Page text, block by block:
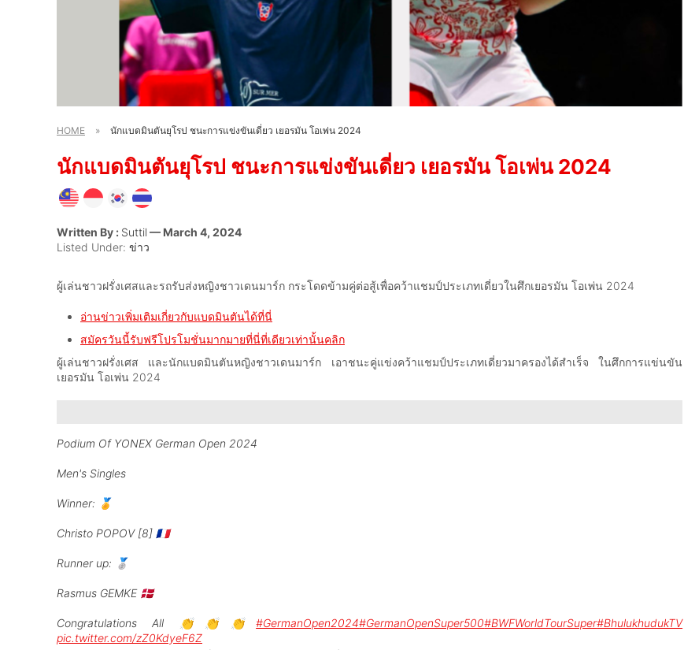
HOME » นักแบดมินตันยุโรป ชนะการแข่งขันเดี่ยว เยอรมัน โอเพ่น 2024
นักแบดมินตันยุโรป ชนะการแข่งขันเดี่ยว เยอรมัน โอเพ่น 2024
Written By : Suttil — March 4, 2024
Listed Under: ข่าว
ผู้เล่นชาวฝรั่งเศสและรถรับส่งหญิงชาวเดนมาร์ก กระโดดข้ามคู่ต่อสู้เพื่อคว้าแชมป์ประเภทเดี่ยวในศึกเยอรมัน โอเพ่น 2024
อ่านข่าวเพิ่มเติมเกี่ยวกับแบดมินตันได้ที่นี่
สมัครวันนี้รับฟรีโปรโมชั่นมากมายที่นี่ที่เดียวเท่านั้นคลิก
ผู้เล่นชาวฝรั่งเศส และนักแบดมินตันหญิงชาวเดนมาร์ก เอาชนะคู่แข่งคว้าแชมป์ประเภทเดี่ยวมาครองได้สำเร็จ ในศึกการแข่นขัน
เยอรมัน โอเพ่น 2024
Podium Of YONEX German Open 2024
Men's Singles
Winner: 🏅
Christo POPOV [8] 🇫🇷
Runner up: 🥈
Rasmus GEMKE 🇩🇰
Congratulations All 👏👏👏#GermanOpen2024#GermanOpenSuper500#BWFWorldTourSuper#BhulukhudukTV
pic.twitter.com/zZ0KdyeF6Z